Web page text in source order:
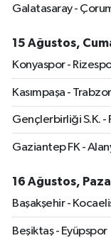
Galatasaray -
15 Ağustos,
Konyaspor -
Kasımpaşa -
Gençlerbirliği S.K. -
Gaziantep FK -
16 Ağustos,
Başakşehir -
Beşiktaş - Eyüpspor